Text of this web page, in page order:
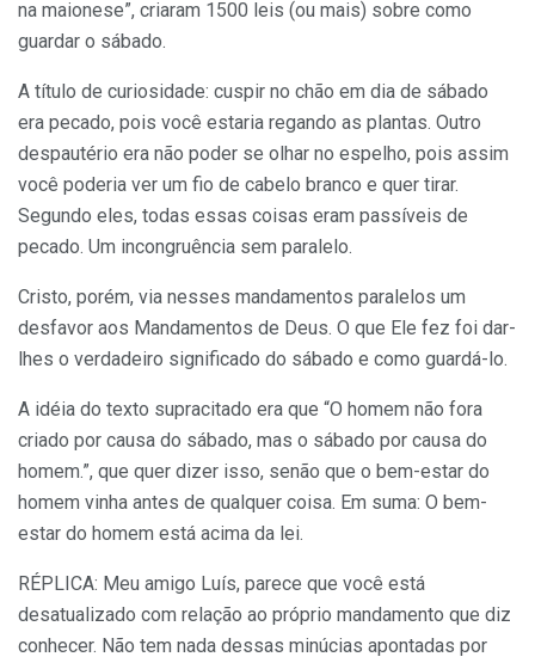
na maionese”, criaram 1500 leis (ou mais) sobre como
guardar o sábado.
A título de curiosidade: cuspir no chão em dia de sábado
era pecado, pois você estaria regando as plantas. Outro
despautério era não poder se olhar no espelho, pois assim
você poderia ver um fio de cabelo branco e quer tirar.
Segundo eles, todas essas coisas eram passíveis de
pecado. Um incongruência sem paralelo.
Cristo, porém, via nesses mandamentos paralelos um
desfavor aos Mandamentos de Deus. O que Ele fez foi dar-
lhes o verdadeiro significado do sábado e como guardá-lo.
A idéia do texto supracitado era que “O homem não fora
criado por causa do sábado, mas o sábado por causa do
homem.”, que quer dizer isso, senão que o bem-estar do
homem vinha antes de qualquer coisa. Em suma: O bem-
estar do homem está acima da lei.
RÉPLICA: Meu amigo Luís, parece que você está
desatualizado com relação ao próprio mandamento que diz
conhecer. Não tem nada dessas minúcias apontadas por